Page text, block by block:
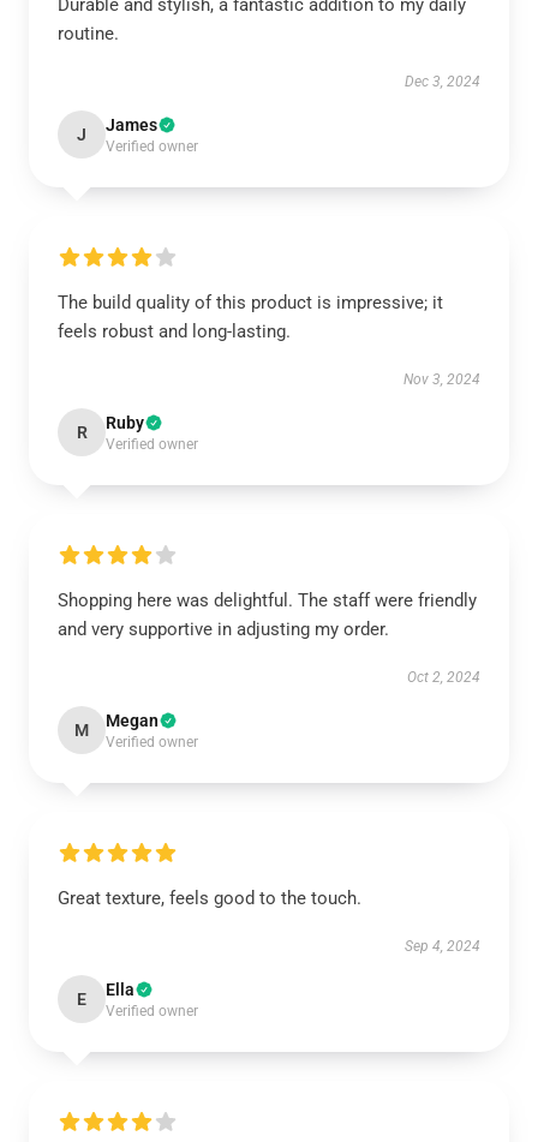
Durable and stylish, a fantastic addition to my daily
routine.
Dec 3, 2024
J James
Verified owner
The build quality of this product is impressive; it
feels robust and long-lasting.
Nov 3, 2024
R Ruby
Verified owner
Shopping here was delightful. The staff were friendly
and very supportive in adjusting my order.
Oct 2, 2024
M Megan
Verified owner
Great texture, feels good to the touch.
Sep 4, 2024
E Ella
Verified owner